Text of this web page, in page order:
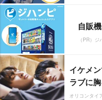
自販
（PR）ジ
イケメ
ラブに
オリコンタイ